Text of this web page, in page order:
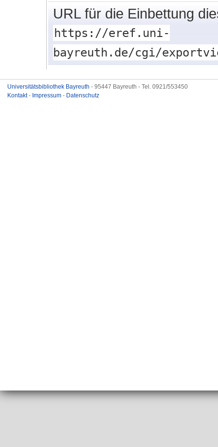
URL für die Einbettung
https://eref.uni-
bayreuth.de/cgi/
Universitätsbibliothek Bayreuth - 95447 Bayreuth - Tel. 0921/553450
Kontakt- Impressum - Datenschutz